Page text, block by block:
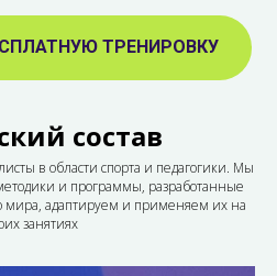
ТРЕНИРОВКУ
состав
в области спорта и педагогики. Мы
и программы, разработанные
адаптируем и применяем их на
занятиях